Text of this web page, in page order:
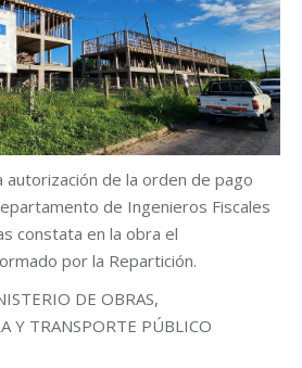
autorización de la orden de pago
de Ingenieros Fiscales
constata en la obra el
por la Repartición.
DE OBRAS,
Y TRANSPORTE PÚBLICO